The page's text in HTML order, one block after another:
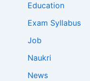
Education
Exam Syllabus
Job
Naukri
News